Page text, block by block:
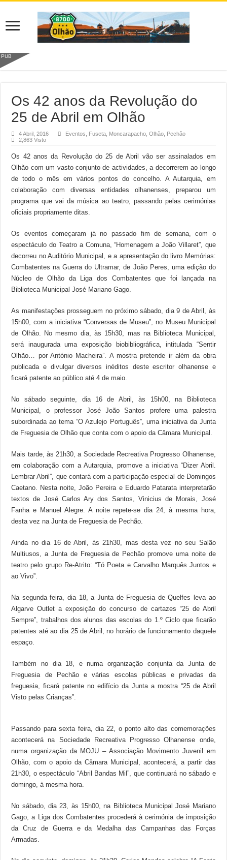
PUB
Os 42 anos da Revolução do
25 de Abril em Olhão
4 Abril, 2016 Eventos Fuseta Moncarapacho ,Olhão Pechão
2,863 Visto
Os 42 anos da Revolução do 25 de Abril vão ser assinalados em
Olhão com um vasto conjunto de actividades, a decorrerem ao longo
de todo o mês em vários pontos do concelho. A Autarquia, em
colaboração com diversas entidades olhanenses, preparou um
programa que vai da música ao teatro, passando pelas cerimónias
oficiais propriamente ditas.
Os eventos começaram já no passado fim de semana, com o
espectáculo do Teatro a Comuna, “Homenagem a João Villaret”, que
decorreu no Auditório Municipal, e a apresentação do livro Memórias:
Combatentes na Guerra do Ultramar, de João Peres, uma edição do
Núcleo de Olhão da Liga dos Combatentes que foi lançada na
Biblioteca Municipal José Mariano Gago.
As manifestações prosseguem no próximo sábado, dia 9 de Abril, às
15h00, com a iniciativa “Conversas de Museu”, no Museu Municipal
de Olhão. No mesmo dia, às 15h30, mas na Biblioteca Municipal,
será inaugurada uma exposição biobibliográfica, intitulada “Sentir
Olhão… por António Macheira”. A mostra pretende ir além da obra
publicada e divulgar diversos inéditos deste escritor olhanense e
ficará patente ao público até 4 de maio.
No sábado seguinte, dia 16 de Abril, às 15h00, na Biblioteca
Municipal, o professor José João Santos profere uma palestra
subordinada ao tema “O Azulejo Português”, uma iniciativa da Junta
de Freguesia de Olhão que conta com o apoio da Câmara Municipal.
Mais tarde, às 21h30, a Sociedade Recreativa Progresso Olhanense,
em colaboração com a Autarquia, promove a iniciativa “Dizer Abril.
Lembrar Abril”, que contará com a participação especial de Domingos
Caetano. Nesta noite, João Pereira e Eduardo Patarata interpretarão
textos de José Carlos Ary dos Santos, Vinicius de Morais, José
Fanha e Manuel Alegre. A noite repete-se dia 24, à mesma hora,
desta vez na Junta de Freguesia de Pechão.
Ainda no dia 16 de Abril, às 21h30, mas desta vez no seu Salão
Multiusos, a Junta de Freguesia de Pechão promove uma noite de
teatro pelo grupo Re-Atrito: “Tó Poeta e Carvalho Marquês Juntos e
ao Vivo”.
Na segunda feira, dia 18, a Junta de Freguesia de Quelfes leva ao
Algarve Outlet a exposição do concurso de cartazes “25 de Abril
Sempre”, trabalhos dos alunos das escolas do 1.º Ciclo que ficarão
patentes até ao dia 25 de Abril, no horário de funcionamento daquele
espaço.
Também no dia 18, e numa organização conjunta da Junta de
Freguesia de Pechão e várias escolas públicas e privadas da
freguesia, ficará patente no edifício da Junta a mostra “25 de Abril
Visto pelas Crianças”.
Passando para sexta feira, dia 22, o ponto alto das comemorações
acontecerá na Sociedade Recreativa Progresso Olhanense onde,
numa organização da MOJU – Associação Movimento Juvenil em
Olhão, com o apoio da Câmara Municipal, acontecerá, a partir das
21h30, o espectáculo “Abril Bandas Mil”, que continuará no sábado e
domingo, à mesma hora.
No sábado, dia 23, às 15h00, na Biblioteca Municipal José Mariano
Gago, a Liga dos Combatentes procederá à cerimónia de imposição
da Cruz de Guerra e da Medalha das Campanhas das Forças
Armadas.